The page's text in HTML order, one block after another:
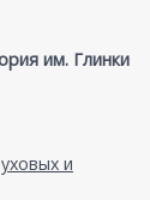
им. Глинки
и